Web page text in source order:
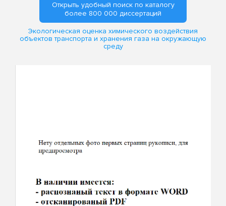
Открыть удобный поиск по каталогу
более 800 000 диссертаций
Экологическая оценка химического воздействия
объектов транспорта и хранения газа на окружающую
среду